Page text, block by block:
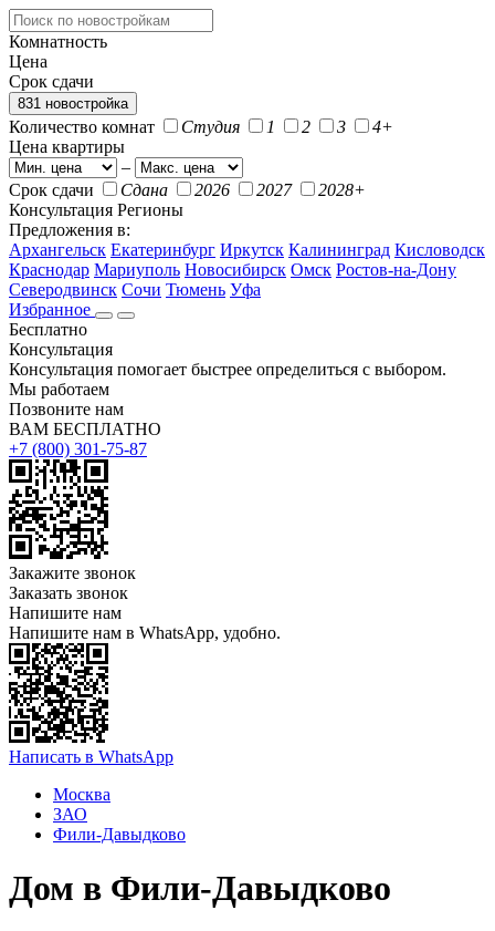
Комнатность
Цена
Срок сдачи
831 новостройка
Количество комнат Студия 1 2 3
4+
Цена квартиры
–
Срок сдачи
Сдана 2026 2027
2028+
Консультация Регионы
Предложения в:
Архангельск Екатеринбург Иркутск Калининград Кисловодск
Краснодар Мариуполь Новосибирск Омск Ростов-на-Дону
Северодвинск Сочи Тюмень Уфа
Избранное
Бесплатно
Консультация
Консультация помогает быстрее определиться с выбором.
Мы работаем
Позвоните нам
ВАМ БЕСПЛАТНО
+7 (800) 301-75-87
Закажите звонок
Заказать звонок
Напишите нам
Напишите нам в WhatsApp, удобно.
Написать в WhatsApp
Москва
ЗАО
Фили-Давыдково
Дом в Фили-Давыдково